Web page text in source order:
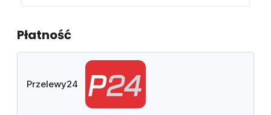
Płatność
Przelewy24